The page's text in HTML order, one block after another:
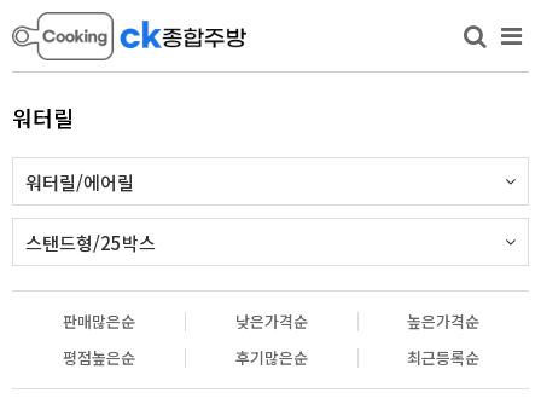
워터릴
워터릴/에어릴
스탠드형/25박스
판매많은순 낮은가격순
높은가격순
평점높은순
후기많은순 최근등록순